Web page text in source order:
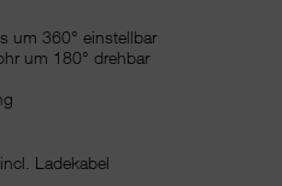
um 360° einstellbar
um 180° drehbar
Ladekabel